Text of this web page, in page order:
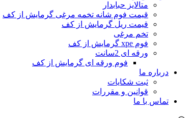
متالایز حبابدار
قیمت فوم شانه تخمه مرغی گرمایش از کف
قیمت ریل گرمایش از کف
تخم مرغی
فوم xpe گرمایش از کف
ورقه ای 2سانت
فوم ورقه ای گرمایش از کف
درباره ما
ثبت شکایات
قوانین و مقررات
تماس با ما